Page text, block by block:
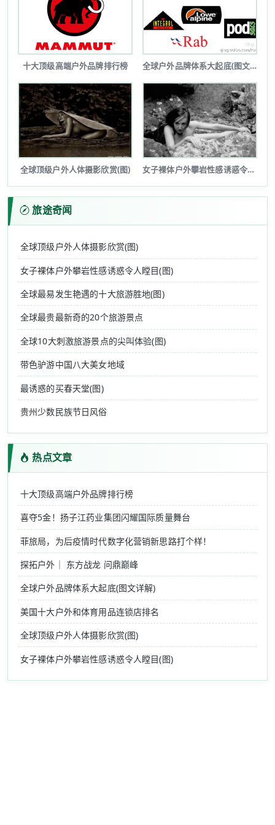
十大顶级高端户外品牌排行榜 全球户外品牌体系大起底(图文详解)
全球顶级户外人体摄影欣赏(图) 女子裸体户外攀岩性感诱惑令人瞠目(图...
旅途奇闻
全球顶级户外人体摄影欣赏(图)
女子裸体户外攀岩性感诱惑令人瞠目(图)
全球最易发生艳遇的十大旅游胜地(图)
全球最贵最新奇的20个旅游景点
全球10大刺激旅游景点的尖叫体验(图)
带色驴游中国八大美女地域
最诱惑的买春天堂(图)
贵州少数民族节日风俗
热点文章
十大顶级高端户外品牌排行榜
喜夺5金！扬子江药业集团闪耀国际质量舞台
菲旅局，为后疫情时代数字化营销新思路打个样！
探拓户外｜ 东方战龙 问鼎巅峰
全球户外品牌体系大起底(图文详解)
美国十大户外和体育用品连锁店排名
全球顶级户外人体摄影欣赏(图)
女子裸体户外攀岩性感诱惑令人瞠目(图)